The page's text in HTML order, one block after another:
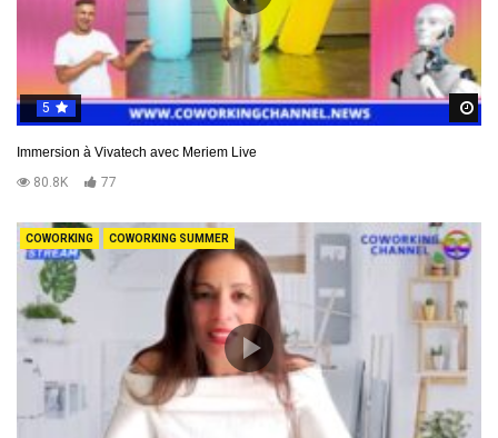
5
Immersion à Vivatech avec Meriem Live
80.8K
77
COWORKING COWORKING SUMMER